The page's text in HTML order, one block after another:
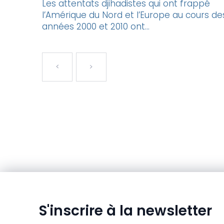
Les attentats djihadistes qui ont frappé
l’Amérique du Nord et l’Europe au cours
années 2000 et 2010 ont...
S'inscrire à la newsletter